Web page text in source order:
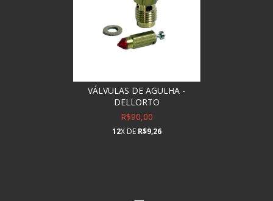
VÁLVULAS DE AGULHA -
DELLORTO
R$90,00
12X DE R$9,26